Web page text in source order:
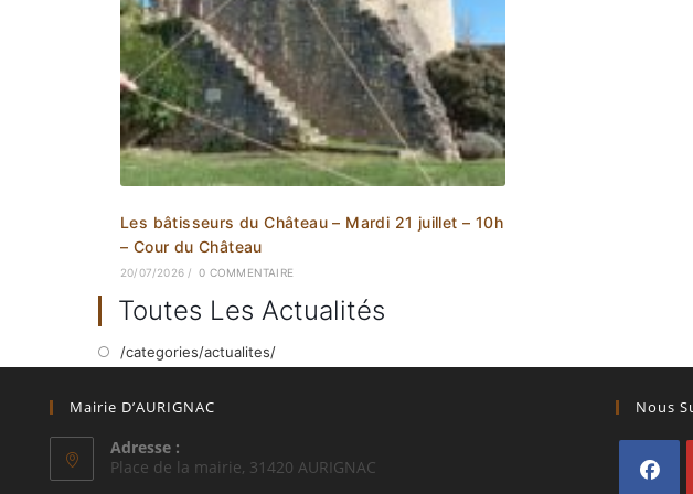
Les bâtisseurs du Château – Mardi 21 juillet – 10h
– Cour du Château
20/07/2026 / 0 COMMENTAIRE
Toutes Les Actualités
/categories/actualites/
Mairie D’AURIGNAC
Adresse :
Place de la mairie, 31420 AURIGNAC
Nous